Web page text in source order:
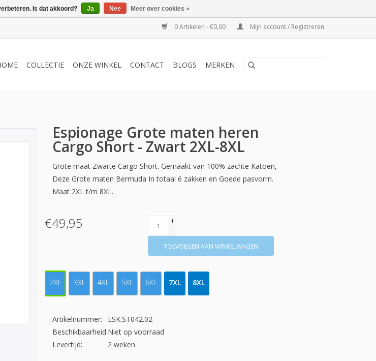
0 Artikelen - €0,00 Mijn account / Registreren
COLLECTIE ONZE WINKEL CONTACT BLOGS MERKEN
Espionage Grote maten heren
Cargo Short - Zwart 2XL-8XL
Grote maat Zwarte Cargo Short. Gemaakt van 100% zachte Katoen,
Deze Grote maten Bermuda In totaal 6 zakken en Goede pasvorm.
Maat 2XL t/m 8XL.
€49,95
+
-
TOEVOEGEN AAN WINKELWAGEN
2XL 3XL 4XL 5XL 6XL 7XL 8XL
Artikelnummer:
ESK.ST042.02
Beschikbaarheid:Niet op voorraad
Levertijd:
2 weken
Is dat akkoord? Ja Nee Meer over cookies »